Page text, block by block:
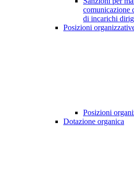
comunicazione
di incarichi
Posizioni
Posizioni
Dotazione organica